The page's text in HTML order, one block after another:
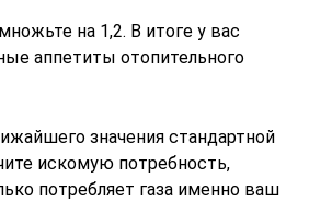
на 1,2. В итоге у вас
аппетиты отопительного
значения стандартной
искомую потребность,
потребляет газа именно ваш